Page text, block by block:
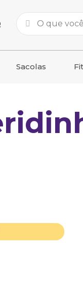
Sacolas